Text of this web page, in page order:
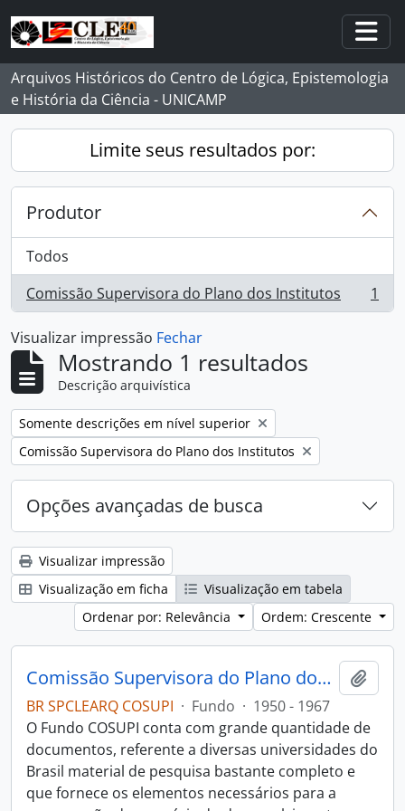
Skip to main content
Arquivos Históricos do Centro de Lógica, Epistemologia
e História da Ciência - UNICAMP
Limite seus resultados por:
Produtor
Todos
Comissão Supervisora do Plano dos Institutos
, 1 resultados 1
Visualizar impressão Fechar
Mostrando 1 resultados
Descrição arquivística
Remover filtro:
Somente descrições em nível superior
Remover filtro:
Comissão Supervisora do Plano dos Institutos
Opções avançadas de busca
Visualizar impressão
Visualização em ficha
Visualização em tabela
Ordenar por: Relevância
Ordem: Crescente
Comissão Supervisora do Plano dos Institutos (COSUPI)
BR SPCLEARQ COSUPI · Fundo · 1950 - 1967
O Fundo COSUPI conta com grande quantidade de
documentos, referente a diversas universidades do
Brasil material de pesquisa bastante completo e
que fornece os elementos necessários para a